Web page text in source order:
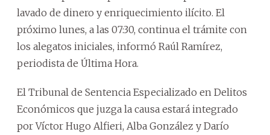
lavado de dinero y enriquecimiento ilícito. El
próximo lunes, a las 07:30, continua el trámite con
los alegatos iniciales, informó Raúl Ramírez,
periodista de Última Hora.
El Tribunal de Sentencia Especializado en Delitos
Económicos que juzga la causa estará integrado
por Víctor Hugo Alfieri, Alba González y Darío